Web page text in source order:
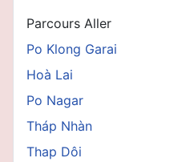
Parcours Aller
Po Klong Garai
Hoà Lai
Po Nagar
Tháp Nhàn
Thap Dôi